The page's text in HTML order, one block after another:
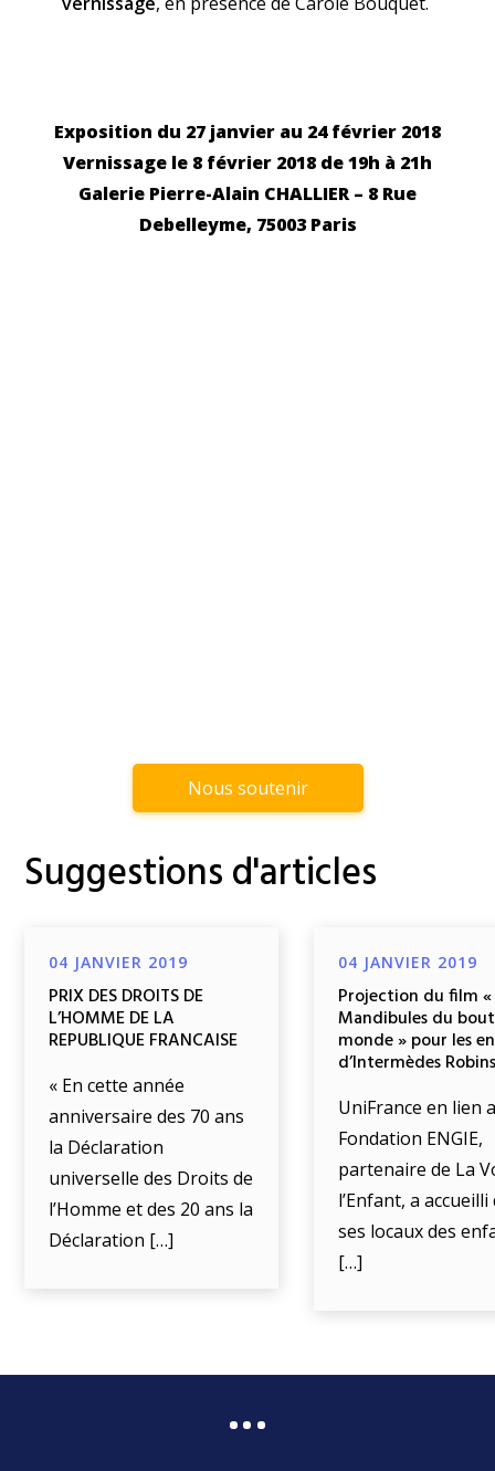
Exposition du 27 janvier au 24 février 2018
Vernissage le 8 février 2018 de 19h à 21h
Galerie Pierre-Alain CHALLIER – 8 Rue
Debelleyme, 75003 Paris
Nous soutenir
Suggestions d'articles
04 JANVIER 2019
PRIX DES DROITS DE
L’HOMME DE LA
REPUBLIQUE FRANCAISE
« En cette année
anniversaire des 70 ans
la Déclaration
universelle des Droits de
l’Homme et des 20 ans la
Déclaration […]
04 JANVIER 2019
Projection du film «
Mandibules du
monde » pour les
d’Intermèdes
UniFrance en lien
Fondation ENGIE,
partenaire de La
l’Enfant, a accueilli
ses locaux des
[…]